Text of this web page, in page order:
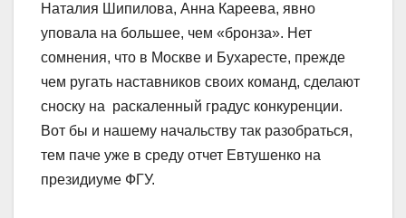
Наталия Шипилова, Анна Кареева, явно
уповала на большее, чем «бронза». Нет
сомнения, что в Москве и Бухаресте, прежде
чем ругать наставников своих команд, сделают
сноску на раскаленный градус конкуренции.
Вот бы и нашему начальству так разобраться,
тем паче уже в среду отчет Евтушенко на
президиуме ФГУ.